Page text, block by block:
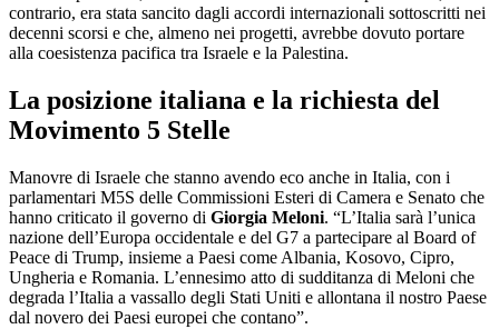
contrario, era stata sancito dagli accordi internazionali sottoscritti nei
decenni scorsi e che, almeno nei progetti, avrebbe dovuto portare
alla coesistenza pacifica tra Israele e la Palestina.
La posizione italiana e la richiesta del
Movimento 5 Stelle
Manovre di Israele che stanno avendo eco anche in Italia, con i
parlamentari M5S delle Commissioni Esteri di Camera e Senato che
hanno criticato il governo di Giorgia Meloni. “L’Italia sarà l’unica
nazione dell’Europa occidentale e del G7 a partecipare al Board of
Peace di Trump, insieme a Paesi come Albania, Kosovo, Cipro,
Ungheria e Romania. L’ennesimo atto di sudditanza di Meloni che
degrada l’Italia a vassallo degli Stati Uniti e allontana il nostro Paese
dal novero dei Paesi europei che contano”.